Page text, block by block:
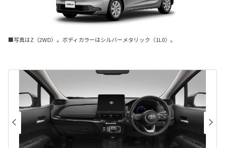
■写真はZ（2WD）。ボディカラーはシルバーメタリック〈1L0〉。